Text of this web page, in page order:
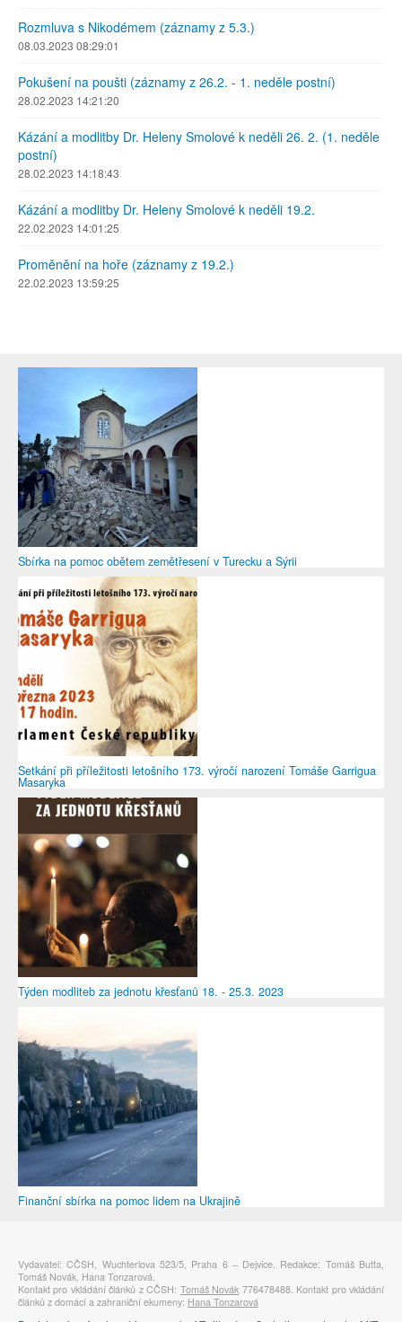
Rozmluva s Nikodémem (záznamy z 5.3.)
08.03.2023 08:29:01
Pokušení na poušti (záznamy z 26.2. - 1. neděle postní)
28.02.2023 14:21:20
Kázání a modlitby Dr. Heleny Smolové k neděli 26. 2. (1. neděle
postní)
28.02.2023 14:18:43
Kázání a modlitby Dr. Heleny Smolové k neděli 19.2.
22.02.2023 14:01:25
Proměnění na hoře (záznamy z 19.2.)
22.02.2023 13:59:25
Sbírka na pomoc obětem zemětřesení v Turecku a Sýrii
Setkání při příležitosti letošního 173. výročí narození Tomáše Garrigua
Masaryka
Týden modliteb za jednotu křesťanů 18. - 25.3. 2023
Finanční sbírka na pomoc lidem na Ukrajině
Vydavatel: CČSH, Wuchterlova 523/5, Praha 6 – Dejvice. Redakce: Tomáš Butta,
Tomáš Novák, Hana Tonzarová.
Kontakt pro vkládání článků z CČSH: Tomáš Novák 776478488. Kontakt pro vkládání
článků z domácí a zahraniční ekumeny: Hana Tonzarová